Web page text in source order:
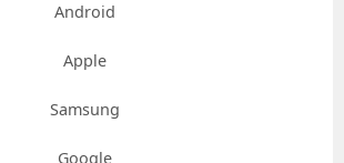
Android
Apple
Samsung
Google